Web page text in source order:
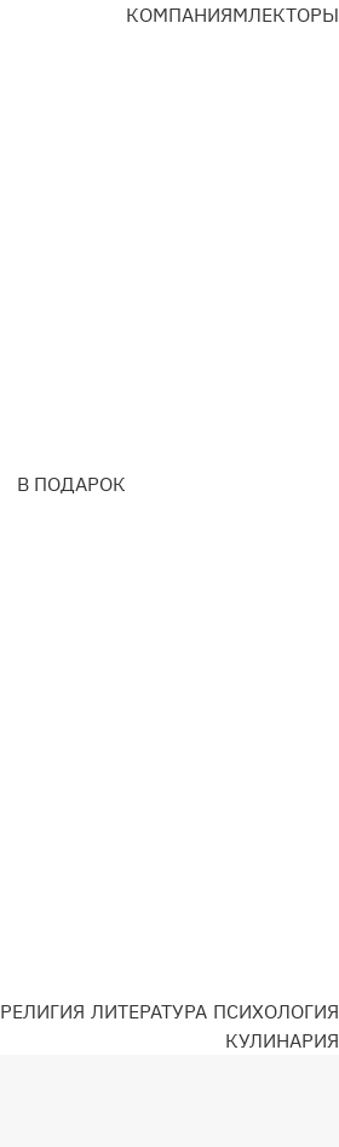
В ПОДАРОК
КОМПАНИЯМЛЕКТОРЫ
РЕЛИГИЯ ЛИТЕРАТУРА ПСИХОЛОГИЯ
КУЛИНАРИЯ